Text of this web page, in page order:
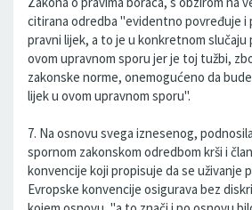
citirana odredba "evidentno povređuje i
pravni lijek, a to je u konkretnom
ovom upravnom sporu jer je toj tužbi,
zakonske norme, onemogućeno da
lijek u ovom upravnom sporu".
7. Na osnovu svega iznesenog,
spornom zakonskom odredbom krši i
konvencije koji propisuje da se uživanje
Evropske konvencije osigurava bez